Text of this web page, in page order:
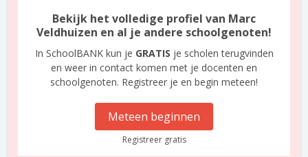
Bekijk het volledige profiel van Marc
Veldhuizen en al je andere schoolgenoten!
In SchoolBANK kun je GRATIS je scholen terugvinden
en weer in contact komen met je docenten en
schoolgenoten. Registreer je en begin meteen!
Meteen beginnen
Registreer gratis